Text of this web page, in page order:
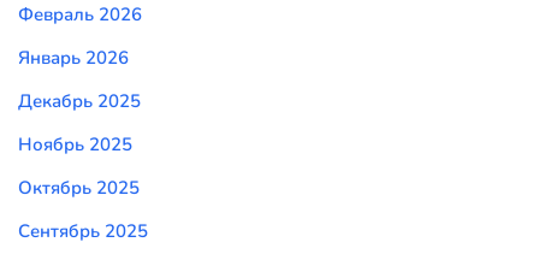
Февраль 2026
Январь 2026
Декабрь 2025
Ноябрь 2025
Октябрь 2025
Сентябрь 2025